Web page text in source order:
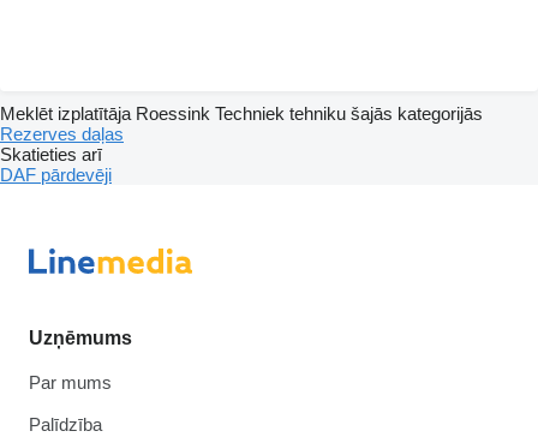
Meklēt izplatītāja Roessink Techniek tehniku šajās kategorijās
Rezerves daļas
Skatieties arī
DAF pārdevēji
Uzņēmums
Par mums
Palīdzība